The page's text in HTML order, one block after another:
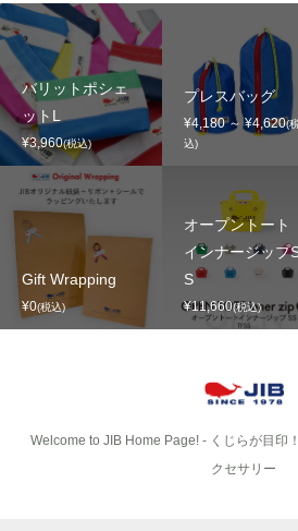
バリットポシェ
ットL
¥3,960(税込)
プレスバッグ
¥4,180 ～ ¥4,620(
込)
Gift Wrapping
¥0(税込)
オープントート
インナージップ
S
¥11,660(税込)
Welcome to JIB Home Page! ‐ くじらが目印
クセサリー